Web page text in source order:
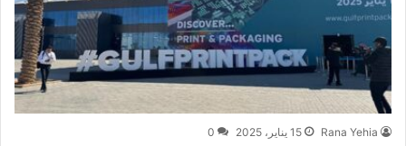
Rana Yehia 15 يناير، 2025 0